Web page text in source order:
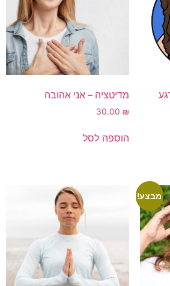
מדיטציה – אני אהובה
30.00 ₪
הוספה לסל
מבצע!
הראשונה!
חמים על מבצעים והטבות
שליחה